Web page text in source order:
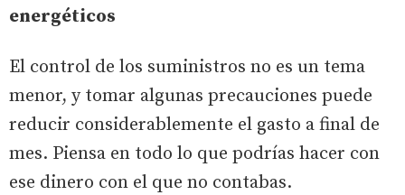
energéticos
El control de los suministros no es un tema
menor, y tomar algunas precauciones puede
reducir considerablemente el gasto a final de
mes. Piensa en todo lo que podrías hacer con
ese dinero con el que no contabas.